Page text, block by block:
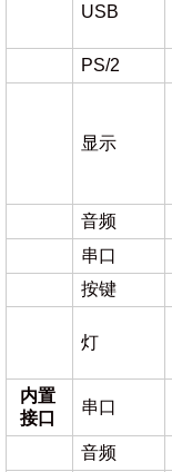
USB
PS/2
显示
音频
串口
按键
灯
内置
接口
串口
音频